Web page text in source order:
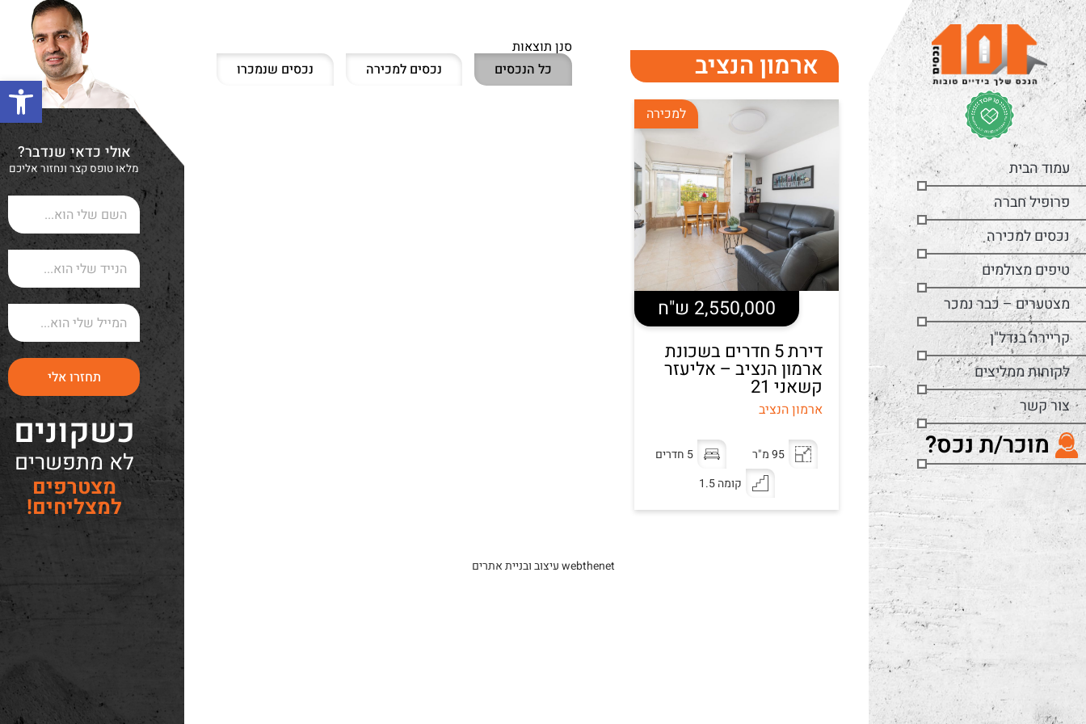
פתח
עמוד הבית
פרופיל חברה
נכסים למכירה
טיפים מצולמים
מצטערים – כבר נמכר
קריירה בנדל"ן
לקוחות ממליצים
צור קשר
מוכר/ת נכס?
אולי כדאי שנדבר?
מלאו טופס קצר ונחזור אליכם
תחזרו אלי
כשקונים
לא מתפשרים
מצטרפים
למצליחים!
ארמון הנציב
סנן תוצאות
כל הנכסים
נכסים למכירה נכסים שנמכרו
למכירה
2,550,000 ש"ח
דירת 5 חדרים בשכונת
ארמון הנציב – אליעזר
קשאני 21
ארמון הנציב
95 מ"ר
5 חדרים
קומה 1.5
webthenet עיצוב ובניית אתרים